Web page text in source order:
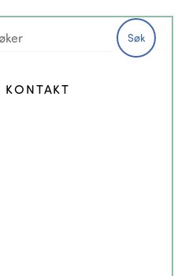
KONTAKT
Søk